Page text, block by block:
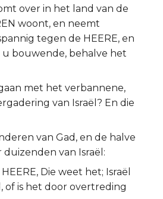
over in het land van de
woont, en neemt
tegen de HEERE, en
u bouwende, behalve het
met het verbannene,
van Israël? En die
van Gad, en de halve
duizenden van Israël:
Die weet het; Israël
of is het door overtreding